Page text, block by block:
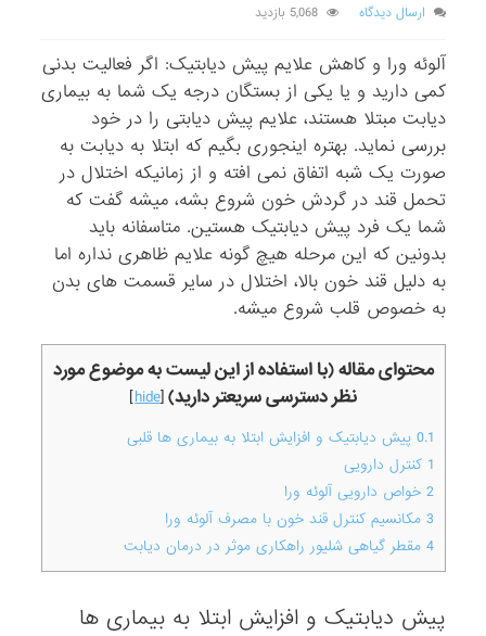
ارسال دیدگاه
5,068 بازدید
آلوئه ورا و کاهش علایم پیش دیابتیک: اگر فعالیت بدنی
کمی دارید و یا یکی از بستگان درجه یک شما به بیماری
دیابت مبتلا هستند، علایم پیش دیابتی را در خود
بررسی نماید. بهتره اینجوری بگیم که ابتلا به دیابت به
صورت یک شبه اتفاق نمی افته و از زمانیکه اختلال در
تحمل قند در گردش خون شروع بشه، میشه گفت که
شما یک فرد پیش دیابتیک هستین. متاسفانه باید
بدونین که این مرحله هیچ گونه علایم ظاهری نداره اما
به دلیل قند خون بالا، اختلال در سایر قسمت های بدن
به خصوص قلب شروع میشه.
محتوای مقاله (با استفاده از این لیست به موضوع مورد
نظر دسترسی سریعتر دارید)[
hide
]
0.1 پیش دیابتیک و افزایش ابتلا به بیماری ها قلبی
1 کنترل دارویی
2 خواص دارویی آلوئه ورا
3 مکانسیم کنترل قند خون با مصرف آلوئه ورا
4 مقطر گیاهی شلیور راهکاری موثر در درمان دیابت
پیش دیابتیک و افزایش ابتلا به بیماری ها